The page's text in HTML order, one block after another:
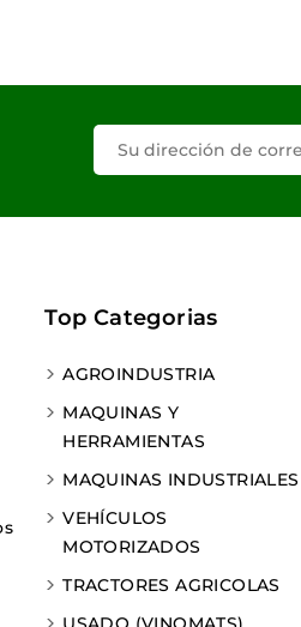
Top Categorias
AGROINDUSTRIA
MAQUINAS Y
HERRAMIENTAS
MAQUINAS INDUSTRIALES
VEHÍCULOS
MOTORIZADOS
TRACTORES AGRICOLAS